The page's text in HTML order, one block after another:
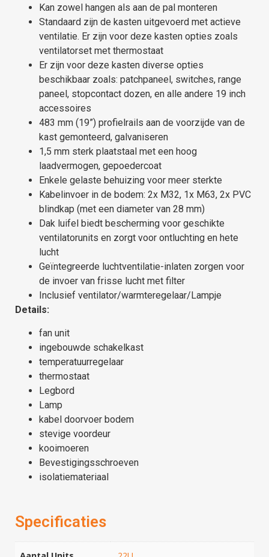
Kan zowel hangen als aan de pal monteren
Standaard zijn de kasten uitgevoerd met actieve
ventilatie. Er zijn voor deze kasten opties zoals
ventilatorset met thermostaat
Er zijn voor deze kasten diverse opties
beschikbaar zoals: patchpaneel, switches, range
paneel, stopcontact dozen, en alle andere 19 inch
accessoires
483 mm (19”) profielrails aan de voorzijde van de
kast gemonteerd, galvaniseren
1,5 mm sterk plaatstaal met een hoog
laadvermogen, gepoedercoat
Enkele gelaste behuizing voor meer sterkte
Kabelinvoer in de bodem: 2x M32, 1x M63, 2x PVC
blindkap (met een diameter van 28 mm)
Dak luifel biedt bescherming voor geschikte
ventilatorunits en zorgt voor ontluchting en hete
lucht
Geïntegreerde luchtventilatie-inlaten zorgen voor
de invoer van frisse lucht met filter
Inclusief ventilator/warmteregelaar/Lampje
Details:
fan unit
ingebouwde schakelkast
temperatuurregelaar
thermostaat
Legbord
Lamp
kabel doorvoer bodem
stevige voordeur
kooimoeren
Bevestigingsschroeven
isolatiemateriaal
Specificaties